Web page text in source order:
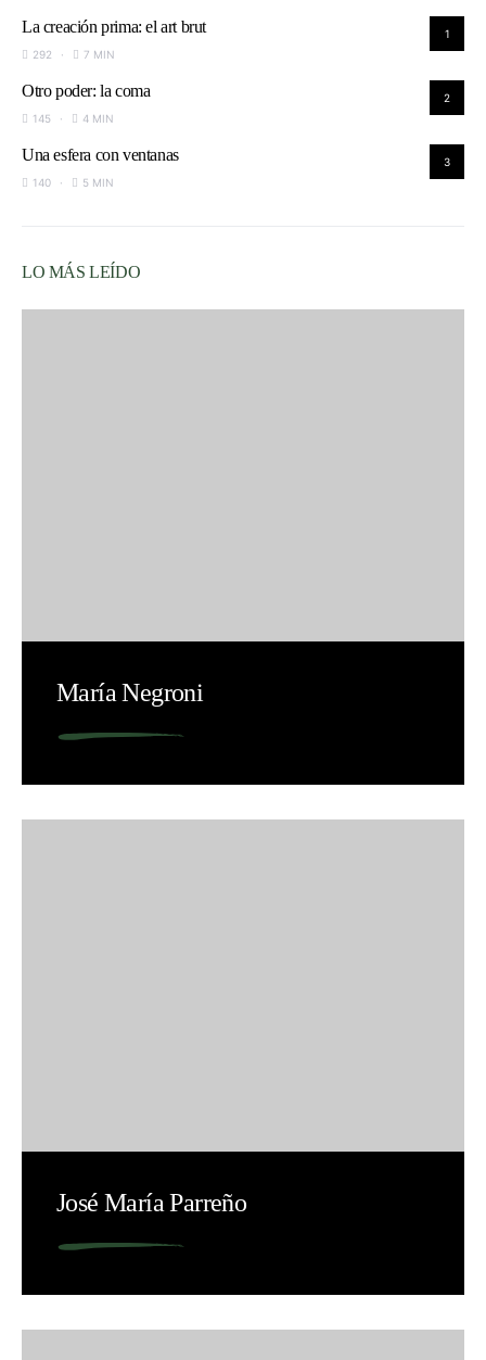
1
La creación prima: el art brut
292 7 MIN
2
Otro poder: la coma
145 4 MIN
3
Una esfera con ventanas
140 5 MIN
LO MÁS LEÍDO
María Negroni
José María Parreño